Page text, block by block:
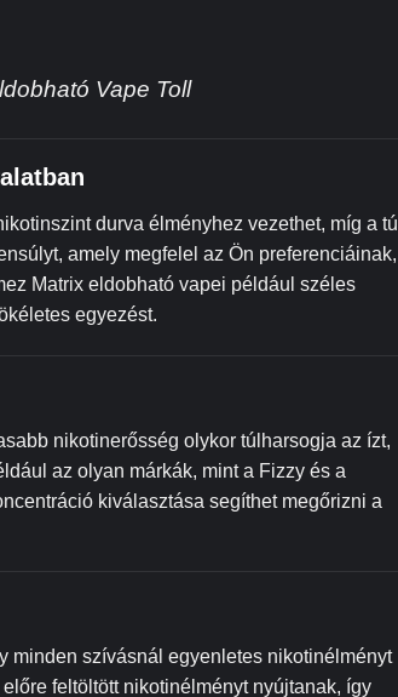
Vape Toll
durva élményhez vezethet, míg a túl
amely megfelel az Ön preferenciáinak,
Matrix eldobható vapei például széles
egyezést.
nikotinerősség olykor túlharsogja az ízt,
az olyan márkák, mint a Fizzy és a
kiválasztása segíthet megőrizni a
minden szívásnál egyenletes nikotinélményt
feltöltött nikotinélményt nyújtanak, így